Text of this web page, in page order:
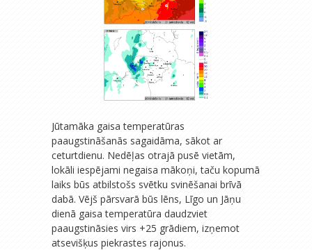
Jūtamāka gaisa temperatūras
paaugstināšanās sagaidāma, sākot ar
ceturtdienu. Nedēļas otrajā pusē vietām,
lokāli iespējami negaisa mākoņi, taču kopumā
laiks būs atbilstošs svētku svinēšanai brīvā
dabā. Vējš pārsvarā būs lēns, Līgo un Jāņu
dienā gaisa temperatūra daudzviet
paaugstināsies virs +25 grādiem, izņemot
atsevišķus piekrastes rajonus.